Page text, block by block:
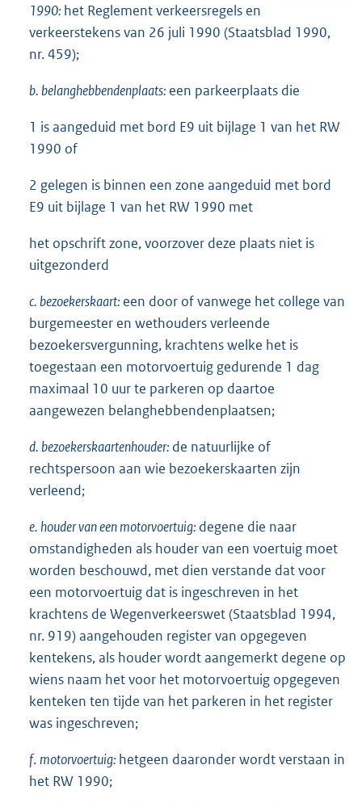
1990: het Reglement verkeersregels en
verkeerstekens van 26 juli 1990 (Staatsblad 1990,
nr. 459);
b. belanghebbendenplaats: een parkeerplaats die
1 is aangeduid met bord E9 uit bijlage 1 van het RW
1990 of
2 gelegen is binnen een zone aangeduid met bord
E9 uit bijlage 1 van het RW 1990 met
het opschrift zone, voorzover deze plaats niet is
uitgezonderd
c. bezoekerskaart: een door of vanwege het college van
burgemeester en wethouders verleende
bezoekersvergunning, krachtens welke het is
toegestaan een motorvoertuig gedurende 1 dag
maximaal 10 uur te parkeren op daartoe
aangewezen belanghebbendenplaatsen;
d. bezoekerskaartenhouder: de natuurlijke of
rechtspersoon aan wie bezoekerskaarten zijn
verleend;
e. houder van een motorvoertuig: degene die naar
omstandigheden als houder van een voertuig moet
worden beschouwd, met dien verstande dat voor
een motorvoertuig dat is ingeschreven in het
krachtens de Wegenverkeerswet (Staatsblad 1994,
nr. 919) aangehouden register van opgegeven
kentekens, als houder wordt aangemerkt degene op
wiens naam het voor het motorvoertuig opgegeven
kenteken ten tijde van het parkeren in het register
was ingeschreven;
f. motorvoertuig: hetgeen daaronder wordt verstaan in
het RW 1990;